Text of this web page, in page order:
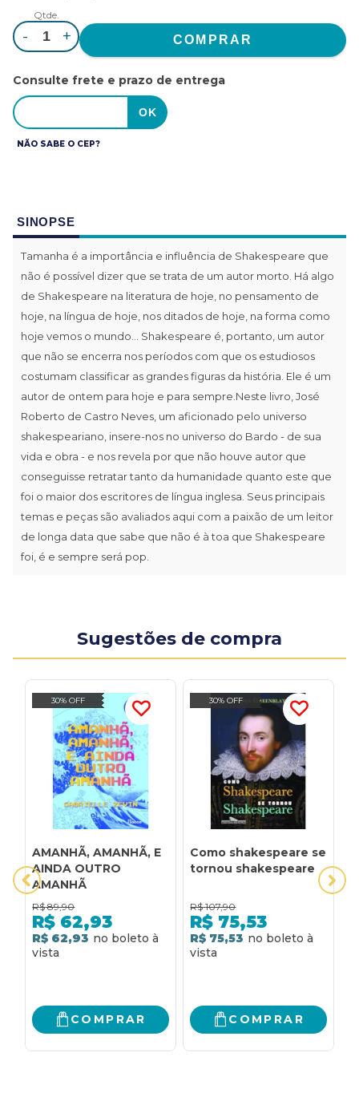
Qtde.
- +
Consulte frete e prazo de entrega
NÃO SABE O CEP?
SINOPSE
Tamanha é a importância e influência de Shakespeare que
não é possível dizer que se trata de um autor morto. Há algo
de Shakespeare na literatura de hoje, no pensamento de
hoje, na língua de hoje, nos ditados de hoje, na forma como
hoje vemos o mundo... Shakespeare é, portanto, um autor
que não se encerra nos períodos com que os estudiosos
costumam classificar as grandes figuras da história. Ele é um
autor de ontem para hoje e para sempre.Neste livro, José
Roberto de Castro Neves, um aficionado pelo universo
shakespeariano, insere-nos no universo do Bardo - de sua
vida e obra - e nos revela por que não houve autor que
conseguisse retratar tanto da humanidade quanto este que
foi o maior dos escritores de língua inglesa. Seus principais
temas e peças são avaliados aqui com a paixão de um leitor
de longa data que sabe que não é à toa que Shakespeare
foi, é e sempre será pop.
Sugestões de compra
30% OFF
AMANHÃ, AMANHÃ, E
AINDA OUTRO
AMANHÃ
R$ 89,90
R$ 62,93
R$ 62,93
COMPRAR
30% OFF
Como shakespeare se
tornou shakespeare
R$ 107,90
R$ 75,53
R$ 75,53
COMPRAR